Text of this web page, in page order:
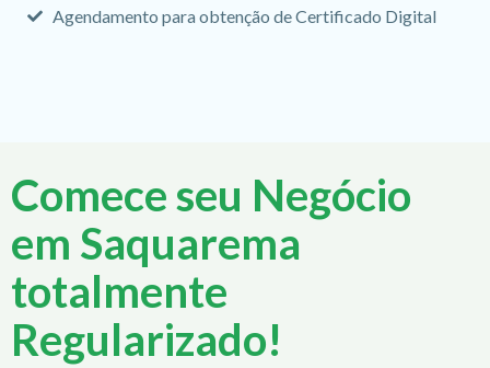
Agendamento para obtenção de Certificado Digital
Comece seu Negócio
em Saquarema
totalmente
Regularizado!